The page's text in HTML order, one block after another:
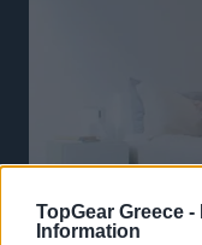
TopGear Greece -
Information